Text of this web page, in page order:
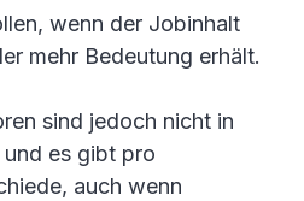
wenn der Jobinhalt
mehr Bedeutung erhält.
sind jedoch nicht in
es gibt pro
auch wenn